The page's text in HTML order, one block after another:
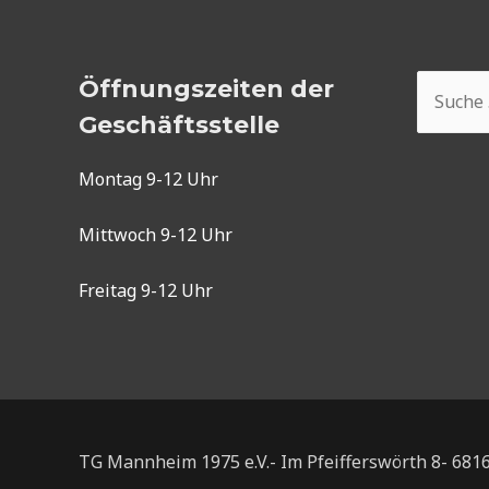
Öffnungszeiten der
Geschäftsstelle
Montag 9-12 Uhr
Mittwoch 9-12 Uhr
Freitag 9-12 Uhr
nach:
TG Mannheim 1975 e.V.- Im Pfeifferswörth 8-